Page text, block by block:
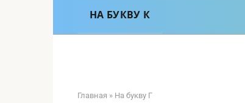
НА БУКВУ К
Главная » На букву Г